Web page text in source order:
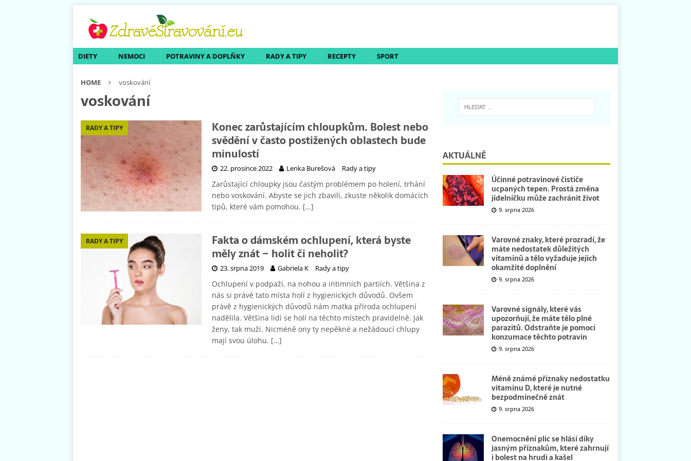
DIETY NEMOCI POTRAVINY A DOPLŇKY RADY A TIPY RECEPTY SPORT
HOME voskování
voskování
RADY A TIPY
Konec zarůstajícím chloupkům. Bolest nebo
svědění v často postižených oblastech bude
minulostí
22. prosince 2022 Lenka Burešová Rady a tipy
Zarůstající chloupky jsou častým problémem po holení, trhání
nebo voskování. Abyste se jich zbavili, zkuste několik domácích
tipů, které vám pomohou. […]
RADY A TIPY
Fakta o dámském ochlupení, která byste
měly znát – holit či neholit?
23. srpna 2019 Gabriela K Rady a tipy
Ochlupení v podpaží, na nohou a intimních partiích. Většina z
nás si právě tato místa holí z hygienických důvodů. Ovšem
právě z hygienických důvodů nám matka příroda ochlupení
nadělila. Většina lidí se holí na těchto místech pravidelně. Jak
ženy, tak muži. Nicméně ony ty nepěkné a nežádoucí chlupy
mají svou úlohu. […]
AKTUÁLNĚ
Účinné potravinové čističe
ucpaných tepen. Prostá změna
jídelníčku může zachránit život
9. srpna 2026
Varovné znaky, které prozradí, že
máte nedostatek důležitých
vitaminů a tělo vyžaduje jejich
okamžité doplnění
9. srpna 2026
Varovné signály, které vás
upozorňují, že máte tělo plné
parazitů. Odstraňte je pomocí
konzumace těchto potravin
9. srpna 2026
Méně známé příznaky nedostatku
vitaminu D, které je nutné
bezpodmínečně znát
9. srpna 2026
Onemocnění plic se hlásí díky
jasným příznakům, které zahrnují
i bolest na hrudi a kašel